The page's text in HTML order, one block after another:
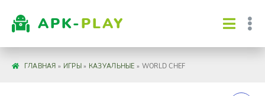
APK-PLAY
ГЛАВНАЯ » ИГРЫ» КАЗУАЛЬНЫЕ » WORLD CHEF